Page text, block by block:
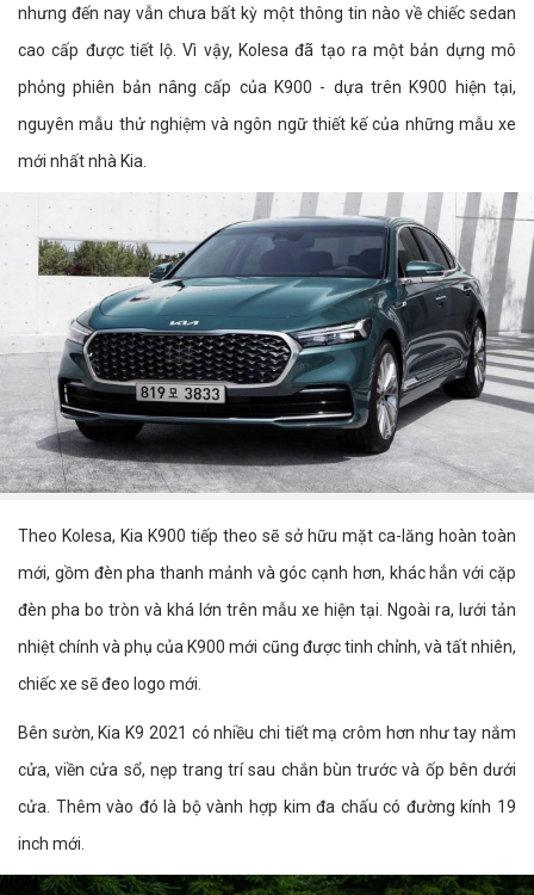
nhưng đến nay vẫn chưa bất kỳ một thông tin nào về chiếc sedan
cao cấp được tiết lộ. Vì vậy, Kolesa đã tạo ra một bản dựng mô
phỏng phiên bản nâng cấp của K900 - dựa trên K900 hiện tại,
nguyên mẫu thử nghiệm và ngôn ngữ thiết kế của những mẫu xe
mới nhất nhà Kia.
Theo Kolesa, Kia K900 tiếp theo sẽ sở hữu mặt ca-lăng hoàn toàn
mới, gồm đèn pha thanh mảnh và góc cạnh hơn, khác hẳn với cặp
đèn pha bo tròn và khá lớn trên mẫu xe hiện tại. Ngoài ra, lưới tản
nhiệt chính và phụ của K900 mới cũng được tinh chỉnh, và tất nhiên,
chiếc xe sẽ đeo logo mới.
Bên sườn, Kia K9 2021 có nhiều chi tiết mạ crôm hơn như tay nắm
cửa, viền cửa sổ, nẹp trang trí sau chắn bùn trước và ốp bên dưới
cửa. Thêm vào đó là bộ vành hợp kim đa chấu có đường kính 19
inch mới.